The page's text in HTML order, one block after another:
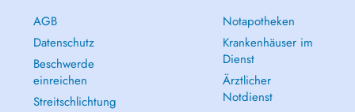
AGB
Datenschutz
Beschwerde
einreichen
Streitschlichtung
Notapotheken
Krankenhäuser im
Dienst
Ärztlicher
Notdienst